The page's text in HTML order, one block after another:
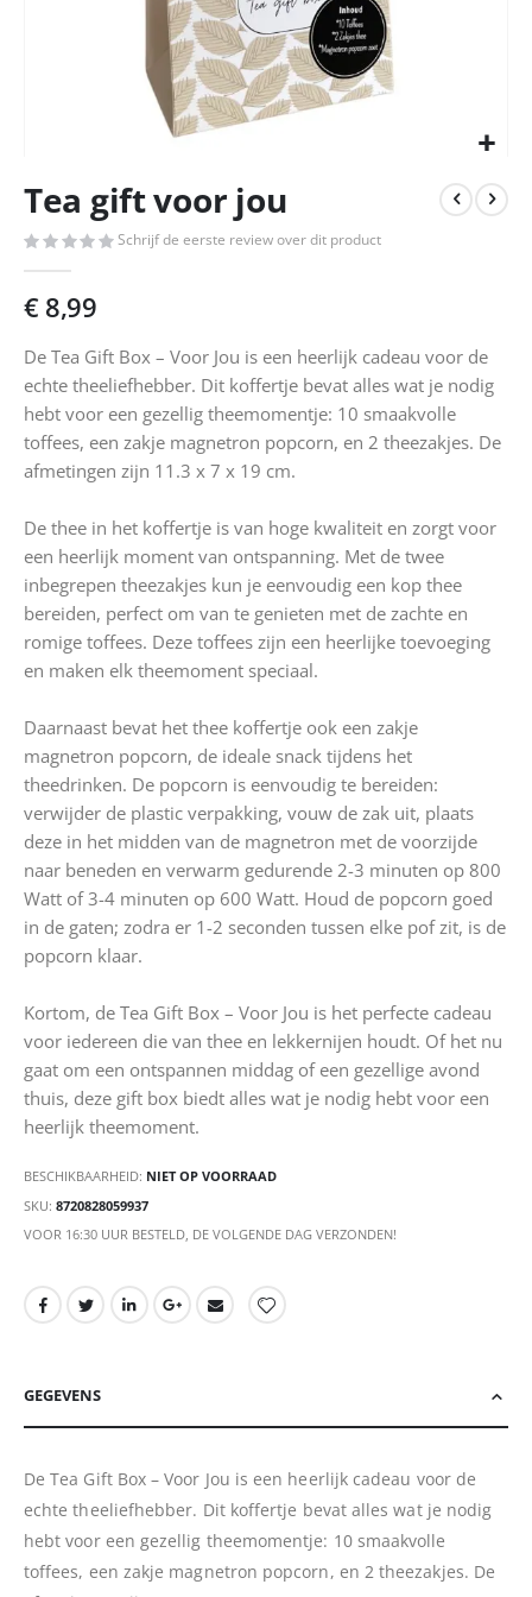
naar
het
begin
van
afbeeldingen-
Tea gift voor jou
Schrijf de eerste review over dit product
€ 8,99
De Tea Gift Box – Voor Jou is een heerlijk cadeau voor de
echte theeliefhebber. Dit koffertje bevat alles wat je nodig
hebt voor een gezellig theemomentje: 10 smaakvolle
toffees, een zakje magnetron popcorn, en 2 theezakjes. De
afmetingen zijn 11.3 x 7 x 19 cm.
De thee in het koffertje is van hoge kwaliteit en zorgt voor
een heerlijk moment van ontspanning. Met de twee
inbegrepen theezakjes kun je eenvoudig een kop thee
bereiden, perfect om van te genieten met de zachte en
romige toffees. Deze toffees zijn een heerlijke toevoeging
en maken elk theemoment speciaal.
Daarnaast bevat het thee koffertje ook een zakje
magnetron popcorn, de ideale snack tijdens het
theedrinken. De popcorn is eenvoudig te bereiden:
verwijder de plastic verpakking, vouw de zak uit, plaats
deze in het midden van de magnetron met de voorzijde
naar beneden en verwarm gedurende 2-3 minuten op 800
Watt of 3-4 minuten op 600 Watt. Houd de popcorn goed
in de gaten; zodra er 1-2 seconden tussen elke pof zit, is de
popcorn klaar.
Kortom, de Tea Gift Box – Voor Jou is het perfecte cadeau
voor iedereen die van thee en lekkernijen houdt. Of het nu
gaat om een ontspannen middag of een gezellige avond
thuis, deze gift box biedt alles wat je nodig hebt voor een
heerlijk theemoment.
BESCHIKBAARHEID: NIET OP VOORRAAD
SKU 8720828059937
VOOR 16:30 UUR BESTELD, DE VOLGENDE DAG VERZONDEN!
GEGEVENS
De Tea Gift Box – Voor Jou is een heerlijk cadeau voor de
echte theeliefhebber. Dit koffertje bevat alles wat je nodig
hebt voor een gezellig theemomentje: 10 smaakvolle
toffees, een zakje magnetron popcorn, en 2 theezakjes. De